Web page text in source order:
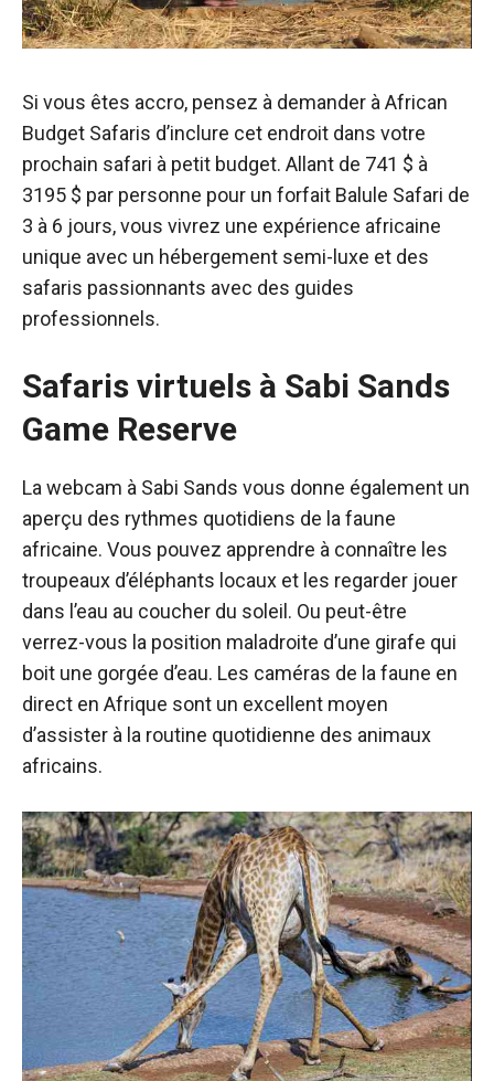
Si vous êtes accro, pensez à demander à African
Budget Safaris d’inclure cet endroit dans votre
prochain safari à petit budget. Allant de 741 $ à
3195 $ par personne pour un forfait Balule Safari de
3 à 6 jours, vous vivrez une expérience africaine
unique avec un hébergement semi-luxe et des
safaris passionnants avec des guides
professionnels.
Safaris virtuels à Sabi Sands
Game Reserve
La webcam à Sabi Sands vous donne également un
aperçu des rythmes quotidiens de la faune
africaine. Vous pouvez apprendre à connaître les
troupeaux d’éléphants locaux et les regarder jouer
dans l’eau au coucher du soleil. Ou peut-être
verrez-vous la position maladroite d’une girafe qui
boit une gorgée d’eau. Les caméras de la faune en
direct en Afrique sont un excellent moyen
d’assister à la routine quotidienne des animaux
africains.